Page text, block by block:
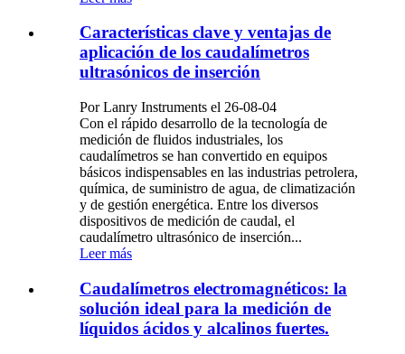
Características clave y ventajas de
aplicación de los caudalímetros
ultrasónicos de inserción
Por Lanry Instruments el 26-08-04
Con el rápido desarrollo de la tecnología de
medición de fluidos industriales, los
caudalímetros se han convertido en equipos
básicos indispensables en las industrias petrolera,
química, de suministro de agua, de climatización
y de gestión energética. Entre los diversos
dispositivos de medición de caudal, el
caudalímetro ultrasónico de inserción...
Leer más
Caudalímetros electromagnéticos: la
solución ideal para la medición de
líquidos ácidos y alcalinos fuertes.